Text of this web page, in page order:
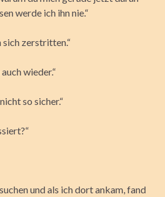
werde ich ihn nie.“
sich zerstritten.“
wieder.“
so sicher.“
und als ich dort ankam, fand